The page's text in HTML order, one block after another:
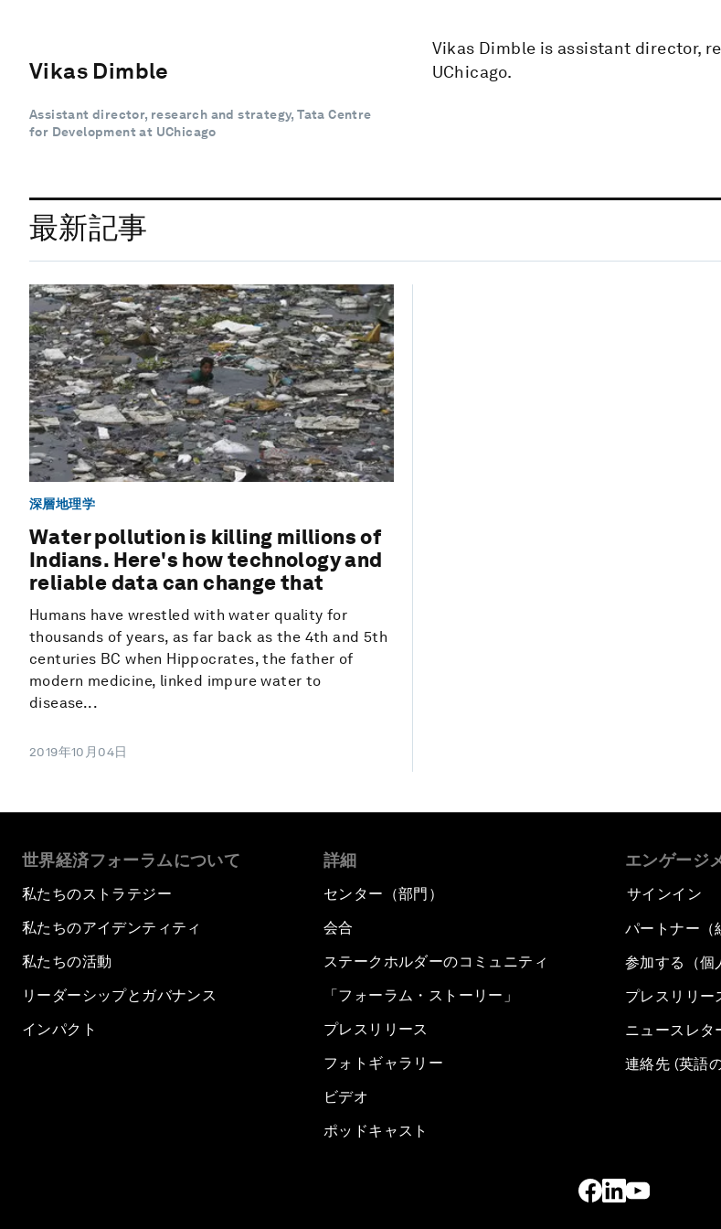
Vikas Dimble
Assistant director, research and strategy, Tata Centre
for Development at UChicago
Vikas Dimble is assistant director,
UChicago.
最新記事
深層地理学
Water pollution is killing millions of
Indians. Here's how technology and
reliable data can change that
Humans have wrestled with water quality for
thousands of years, as far back as the 4th and 5th
centuries BC when Hippocrates, the father of
modern medicine, linked impure water to
disease...
2019年10月04日
世界経済フォーラムについて
私たちのストラテジー
私たちのアイデンティティ
私たちの活動
リーダーシップとガバナンス
インパクト
詳細
センター（部門）
会合
ステークホルダーのコミュニティ
「フォーラム・ストーリー」
プレスリリース
フォトギャラリー
ビデオ
ポッドキャスト
エンゲージ
サインイン
パートナー（
参加する（個
プレスリリー
ニュースレタ
連絡先 (英語